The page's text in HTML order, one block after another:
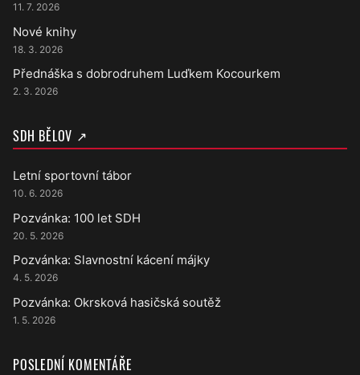
11. 7. 2026
Nové knihy
18. 3. 2026
Přednáška s dobrodruhem Luďkem Kocourkem
2. 3. 2026
SDH BĚLOV ↗
Letní sportovní tábor
10. 6. 2026
Pozvánka: 100 let SDH
20. 5. 2026
Pozvánka: Slavnostní kácení májky
4. 5. 2026
Pozvánka: Okrsková hasičská soutěž
1. 5. 2026
POSLEDNÍ KOMENTÁŘE